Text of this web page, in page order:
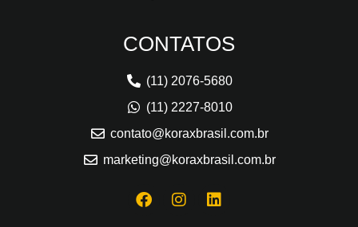
CONTATOS
(11) 2076-5680
(11) 2227-8010
contato@koraxbrasil.com.br
marketing@koraxbrasil.com.br